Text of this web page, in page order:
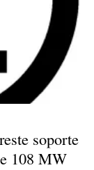
soporte
108 MW